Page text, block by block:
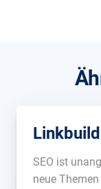
SEO ist
neue